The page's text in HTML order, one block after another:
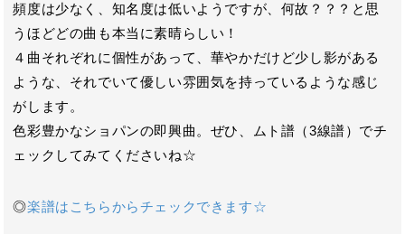
頻度は少なく、知名度は低いようですが、何故？？？と思
うほどどの曲も本当に素晴らしい！
４曲それぞれに個性があって、華やかだけど少し影がある
ような、それでいて優しい雰囲気を持っているような感じ
がします。
色彩豊かなショパンの即興曲。ぜひ、ムト譜（3線譜）でチ
ェックしてみてくださいね☆
◎楽譜はこちらからチェックできます☆